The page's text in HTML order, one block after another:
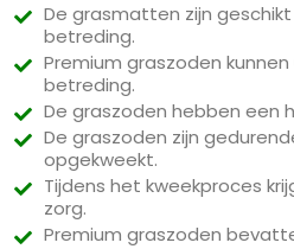
De grasmatten zijn
betreding.
Premium graszoden
betreding.
De graszoden hebben een
De graszoden zijn
opgekweekt.
Tijdens het kweekproces
zorg.
Premium graszoden